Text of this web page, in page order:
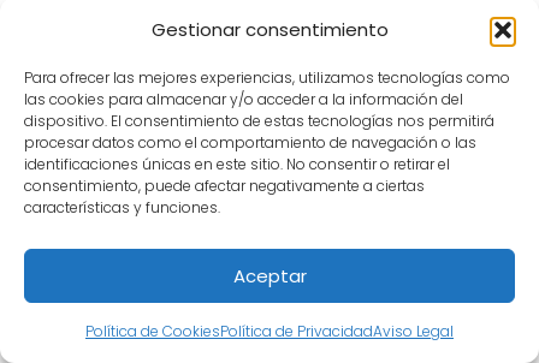
Gestionar consentimiento
Para ofrecer las mejores experiencias, utilizamos tecnologías como
las cookies para almacenar y/o acceder a la información del
dispositivo. El consentimiento de estas tecnologías nos permitirá
procesar datos como el comportamiento de navegación o las
identificaciones únicas en este sitio. No consentir o retirar el
consentimiento, puede afectar negativamente a ciertas
características y funciones.
Aceptar
Política de CookiesPolítica de PrivacidadAviso Legal
Detectan una misteriosa sustancia en
Plutón y Titán con una firma química
desconocida para los humanos
Bentley lanza su primer eléctrico en un